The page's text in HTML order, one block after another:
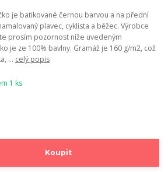
je batikované černou barvou a na přední
plavec, cyklista a běžec. Výrobce
prosím pozornost níže uvedeným
je ze 100% bavlny. Gramáž je 160 g/m2, což
... celý popis
1 ks
Koupit